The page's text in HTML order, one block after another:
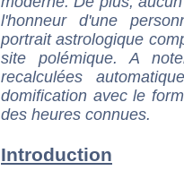
l'honneur d'une
portrait astrologique
site polémique. A
recalculées
domification avec le
des heures connues.
Introduction